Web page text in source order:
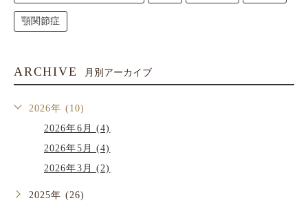
顎関節症
ARCHIVE 月別アーカイブ
2026年 (10)
2026年6月 (4)
2026年5月 (4)
2026年3月 (2)
2025年 (26)